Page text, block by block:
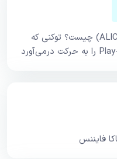
مای نیبر آلیس (ALICE) چیست؟ توکنی که
فایننس